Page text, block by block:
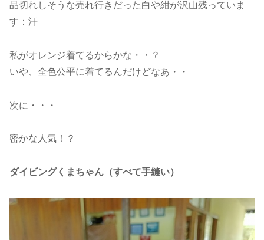
品切れしそうな売れ行きだった白や紺が沢山残っていま
す：汗
私がオレンジ着てるからかな・・？
いや、全色公平に着てるんだけどなあ・・
次に・・・
密かな人気！？
ダイビングくまちゃん（すべて手縫い）